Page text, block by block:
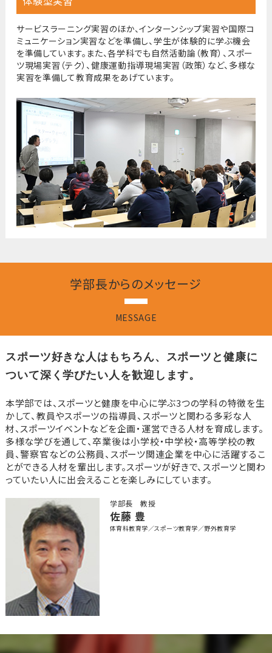
サービスラーニング実習のほか、インターンシップ実習や国際コ
ミュニケーション実習などを準備し、学生が体験的に学ぶ機会
を準備しています。また、各学科でも自然活動論（教育）、スポー
ツ現場実習（テク）、健康運動指導現場実習（政策）など、多様な
実習を準備して教育成果をあげています。
学部長からのメッセージ
MESSAGE
スポーツ好きな人はもちろん、 スポーツと健康に
ついて深く学びたい人を歓迎します。
本学部では、スポーツと健康を中心に学ぶ3つの学科の特徴を生
かして、教員やスポーツの指導員、スポーツと関わる多彩な人
材、スポーツイベントなどを企画・運営できる人材を育成します。
多様な学びを通して、卒業後は小学校・中学校・高等学校の教
員、警察官などの公務員、スポーツ関連企業を中心に活躍するこ
とができる人材を輩出します。スポーツが好きで、スポーツと関わ
っていたい人に出会えることを楽しみにしています。
学部長 教授
佐藤 豊
体育科教育学／スポーツ教育学／野外教育学